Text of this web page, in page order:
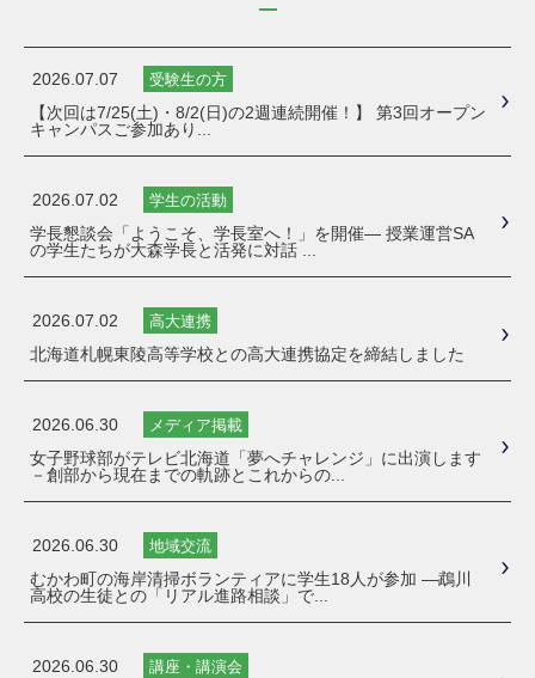
2026.07.07 受験生の方
【次回は7/25(土)・8/2(日)の2週連続開催！】 第3回オープン
キャンパスご参加あり...
2026.07.02 学生の活動
学長懇談会「ようこそ、学長室へ！」を開催― 授業運営SA
の学生たちが大森学長と活発に対話 ...
2026.07.02 高大連携
北海道札幌東陵高等学校との高大連携協定を締結しました
2026.06.30 メディア掲載
女子野球部がテレビ北海道「夢へチャレンジ」に出演します
－創部から現在までの軌跡とこれからの...
2026.06.30 地域交流
むかわ町の海岸清掃ボランティアに学生18人が参加 ―鵡川
高校の生徒との「リアル進路相談」で...
2026.06.30 講座・講演会